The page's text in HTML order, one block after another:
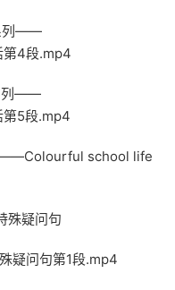
列——
4段.mp4
列——
5段.mp4
——Colourful school life
殊疑问句
疑问句第1段.mp4